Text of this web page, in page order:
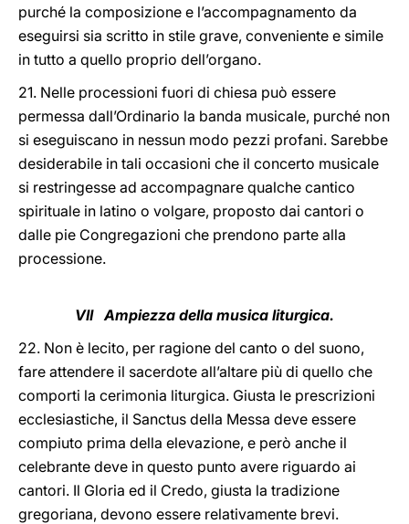
purché la composizione e l’accompagnamento da
eseguirsi sia scritto in stile grave, conveniente e simile
in tutto a quello proprio dell’organo.
21. Nelle processioni fuori di chiesa può essere
permessa dall’Ordinario la banda musicale, purché non
si eseguiscano in nessun modo pezzi profani. Sarebbe
desiderabile in tali occasioni che il concerto musicale
si restringesse ad accompagnare qualche cantico
spirituale in latino o volgare, proposto dai cantori o
dalle pie Congregazioni che prendono parte alla
processione.
VII Ampiezza della musica liturgica.
22. Non è lecito, per ragione del canto o del suono,
fare attendere il sacerdote all’altare più di quello che
comporti la cerimonia liturgica. Giusta le prescrizioni
ecclesiastiche, il Sanctus della Messa deve essere
compiuto prima della elevazione, e però anche il
celebrante deve in questo punto avere riguardo ai
cantori. Il Gloria ed il Credo, giusta la tradizione
gregoriana, devono essere relativamente brevi.